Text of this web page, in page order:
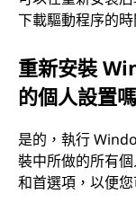
下載驅動程序的時
重新安裝
的個人設置
是的，執行
裝中所做的所有
和首選項，以便